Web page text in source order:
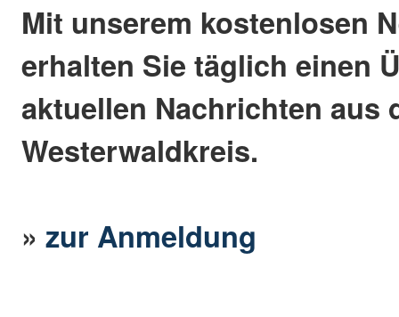
Mit unserem kostenlosen
erhalten Sie täglich einen
aktuellen Nachrichten aus
Westerwaldkreis.
»zur Anmeldung